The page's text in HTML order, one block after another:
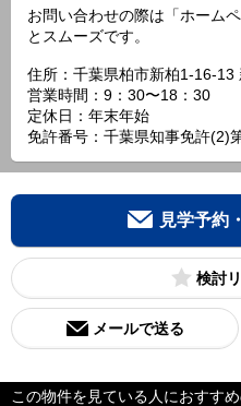
お問い合わせの際は「ホーム
とスムーズです。
住所：千葉県柏市新柏1-16-13
営業時間：9：30〜18：30
定休日：年末年始
免許番号：千葉県知事免許(2)
見学予約
検討
メールで送る
この物件を見ている人におすす